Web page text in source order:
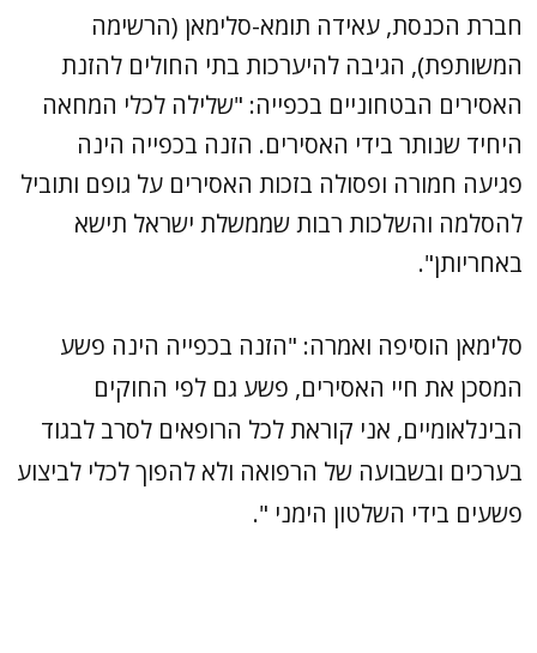
חברת הכנסת, עאידה תומא-סלימאן (הרשימה
המשותפת), הגיבה להיערכות בתי החולים להזנת
האסירים הבטחוניים בכפייה: "שלילה לכלי המחאה
היחיד שנותר בידי האסירים. הזנה בכפייה הינה
פגיעה חמורה ופסולה בזכות האסירים על גופם ותוביל
להסלמה והשלכות רבות שממשלת ישראל תישא
באחריותן".
סלימאן הוסיפה ואמרה: "הזנה בכפייה הינה פשע
המסכן את חיי האסירים, פשע גם לפי החוקים
הבינלאומיים, אני קוראת לכל הרופאים לסרב לבגוד
בערכים ובשבועה של הרפואה ולא להפוך לכלי לביצוע
פשעים בידי השלטון הימני ".